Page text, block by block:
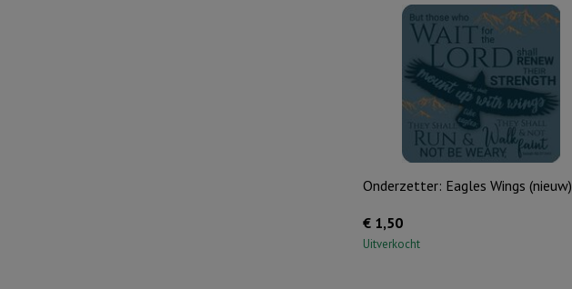
Onderzetter: Eagles Wings (nieuw)
€ 1,50
Uitverkocht